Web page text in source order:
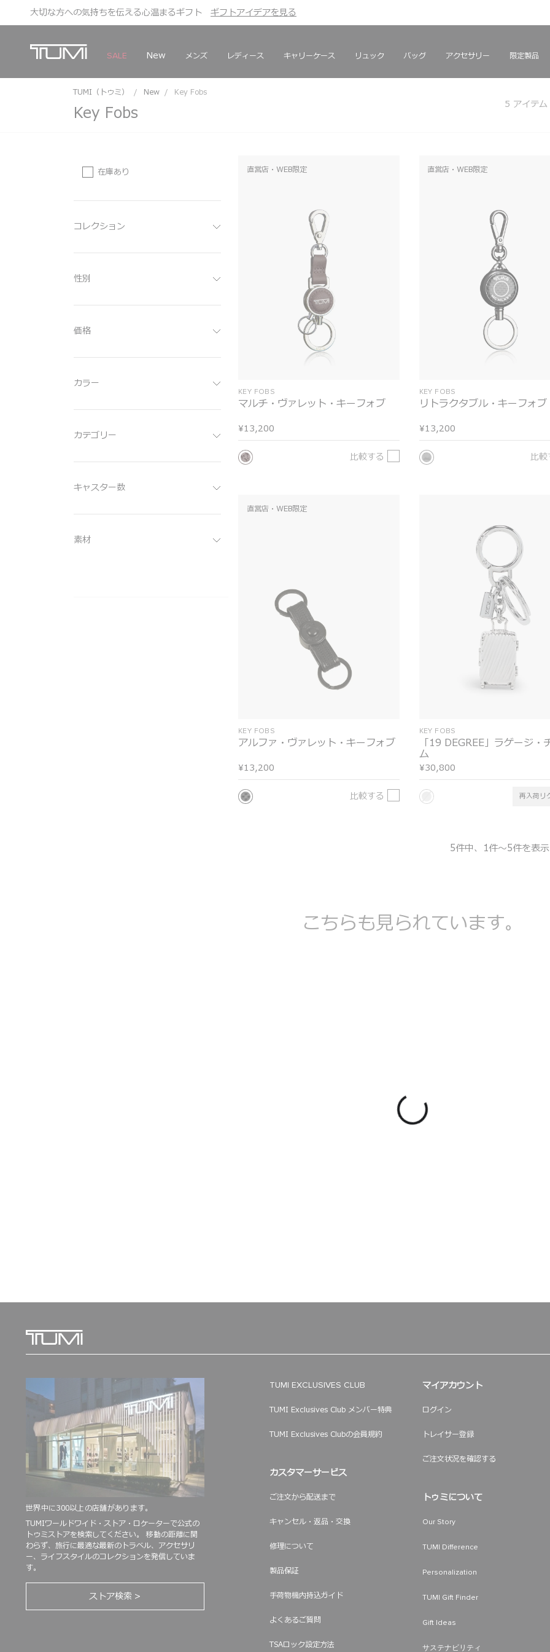
ギフトアイデアを見る
こちら
大切な方への気持ちを伝える心温まるギフト ギフトアイデアを見る
こちら
SALE New メンズ レディース キャリーケース リュック バッグ アクセサリー 限定製品
TUMI（トゥミ） New Key Fobs
Key Fobs 5 アイテム
在庫あり
コレクション
性別
価格
カラー
カテゴリー
キャスター数
素材
直営店・WEB限定
KEY FOBS
マルチ・ヴァレット・キーフォブ
¥13,200
比較する
直営店・WEB限定
KEY FOBS
リトラクタブル・キーフォブ
¥13,200
比較
直営店・WEB限定
KEY FOBS
アルファ・ヴァレット・キーフォブ
¥13,200
比較する
KEY FOBS
「19 DEGREE」ラゲージ・
ム
¥30,800
再入荷リ
5件中、1件～5件を表示
こちらも見られています。
世界中に300以上の店舗があります。
TUMIワールドワイド・ストア・ロケーターで公式の
トゥミストアを検索してください。 移動の距離に関
わらず、旅行に最適な最新のトラベル、アクセサリ
ー、ライフスタイルのコレクションを発信していま
す。
ストア検索
TUMI EXCLUSIVES CLUB
TUMI Exclusives Club メンバー特典
TUMI Exclusives Clubの会員規約
カスタマーサービス
ご注文から配送まで
キャンセル・返品・交換
修理について
製品保証
手荷物機内持込ガイド
よくあるご質問
TSAロック設定方法
マイアカウント
ログイン
トレイサー登録
ご注文状況を確認する
トゥミについて
Our Story
TUMI Difference
Personalization
TUMI Gift Finder
Gift Ideas
サステナビリティ